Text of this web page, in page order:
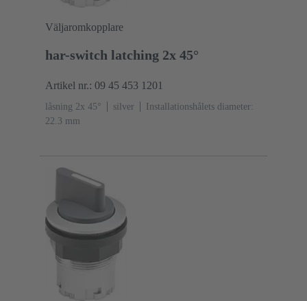
Väljaromkopplare
har-switch latching 2x 45°
Artikel nr.: 09 45 453 1201
låsning 2x 45° silver
Installationshålets diameter:
22.3 mm